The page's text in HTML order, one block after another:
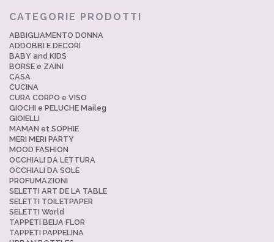
CATEGORIE PRODOTTI
ABBIGLIAMENTO DONNA
ADDOBBI E DECORI
BABY and KIDS
BORSE e ZAINI
CASA
CUCINA
CURA CORPO e VISO
GIOCHI e PELUCHE Maileg
GIOIELLI
MAMAN et SOPHIE
MERI MERI PARTY
MOOD FASHION
OCCHIALI DA LETTURA
OCCHIALI DA SOLE
PROFUMAZIONI
SELETTI ART DE LA TABLE
SELETTI TOILETPAPER
SELETTI World
TAPPETI BEIJA FLOR
TAPPETI PAPPELINA